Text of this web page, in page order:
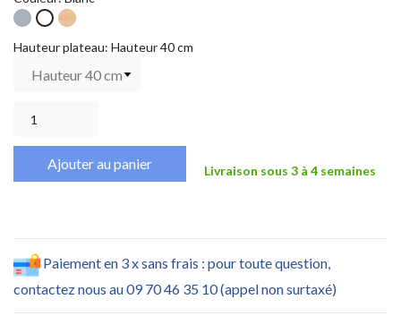
Gris BlancBois
W
Hauteur plateau: Hauteur 40 cm
Ajouter au panier Livraison sous 3 à 4 semaines
Paiement en 3 x sans frais : pour toute question,
contactez nous au 09 70 46 35 10 (appel non surtaxé)